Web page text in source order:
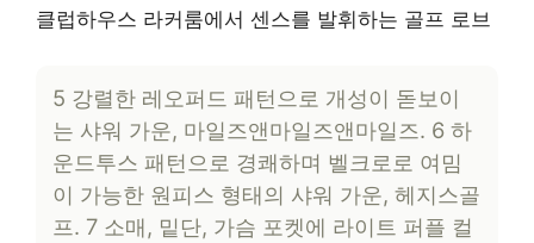
클럽하우스 라커룸에서 센스를 발휘하는 골프 로브
5 강렬한 레오퍼드 패턴으로 개성이 돋보이
는 샤워 가운, 마일즈앤마일즈앤마일즈. 6 하
운드투스 패턴으로 경쾌하며 벨크로로 여밈
이 가능한 원피스 형태의 샤워 가운, 헤지스골
프. 7 소매, 밑단, 가슴 포켓에 라이트 퍼플 컬